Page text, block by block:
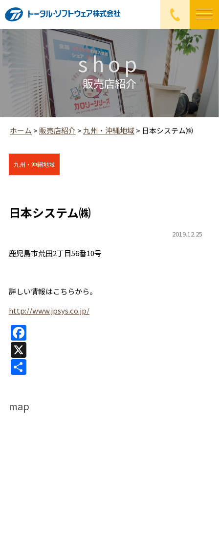
shop
販売店紹介
ホーム >販売店紹介 > 九州・沖縄地域> 日本システム㈱
九州・沖縄地域
日本システム㈱
2019.12.25
鹿児島市荒田2丁目56番10号
詳しい情報はこちらから。
http://www.jpsys.co.jp/
F
a
c
e
o
X
共
map